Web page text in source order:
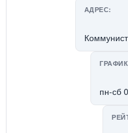
АДРЕС:
пн-сб